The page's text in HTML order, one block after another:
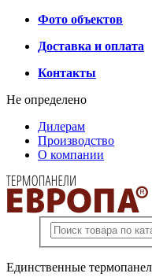
Фото объектов
Доставка и оплата
Контакты
Не определено
Дилерам
Производство
О компании
Единственные